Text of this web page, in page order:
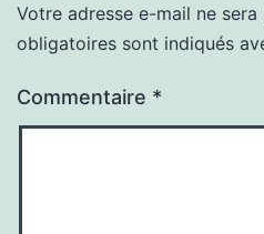
Votre adresse e-mail ne sera
obligatoires sont indiqués
Commentaire *